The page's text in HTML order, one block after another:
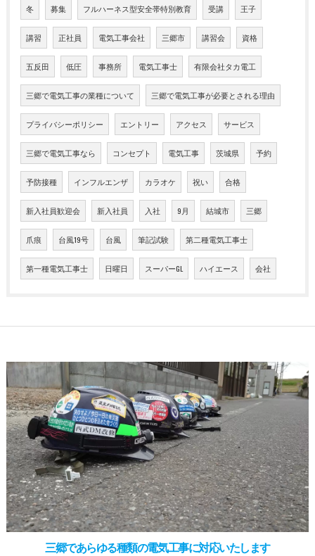
冬 募集 フルハーネス型安全帯特別教育 受講 王子
講習 正社員 電気工事会社 三郷市 講習会 資格
五反田 低圧 事務所 電気工事士 有限会社タカ電工
三郷で電気工事の業種について 三郷で電気工事が必要とされる理由
プライバシーポリシー エントリー アクセス サービス
三郷で電気工事なら コンセプト 電気工事 茨城県 予約
予防接種 インフルエンザ カラオケ 祝い 合格
新入社員歓迎会 新入社員 入社 9月 結城市 三郷
爪痕 台風19号 台風 筆記試験 第二種電気工事士
第一種電気工事士 日曜日 スーパーGL ハイエース 会社
三郷であらゆる種類の電気工事に対応いたします